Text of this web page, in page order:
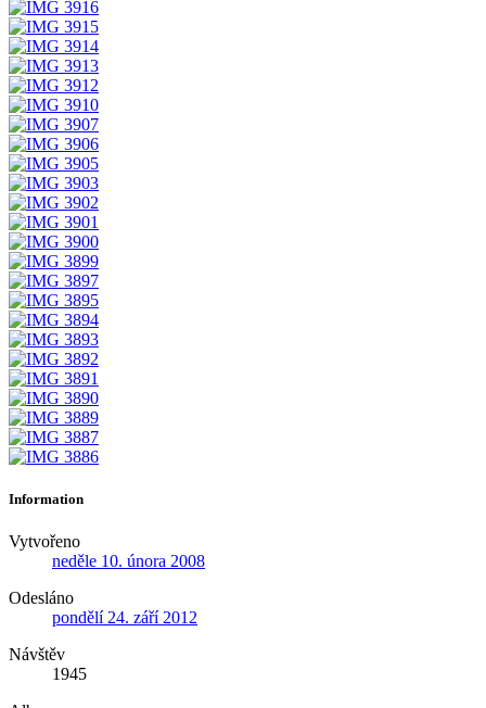
Information
Vytvořeno
neděle 10. února 2008
Odesláno
pondělí 24. září 2012
Návštěv
1945